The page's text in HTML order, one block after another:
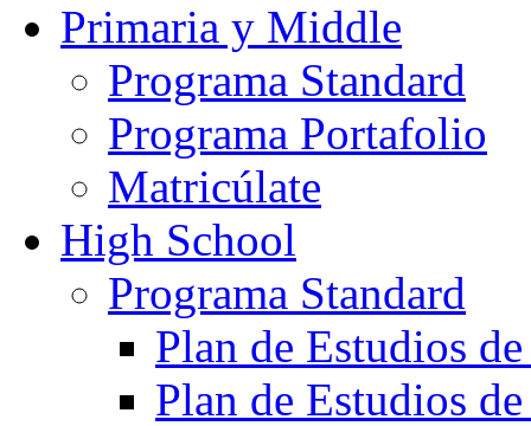
Primaria y Middle
Programa Standard
Programa Portafolio
Matricúlate
High School
Programa Standard
Plan de Estudios de
Plan de Estudios de